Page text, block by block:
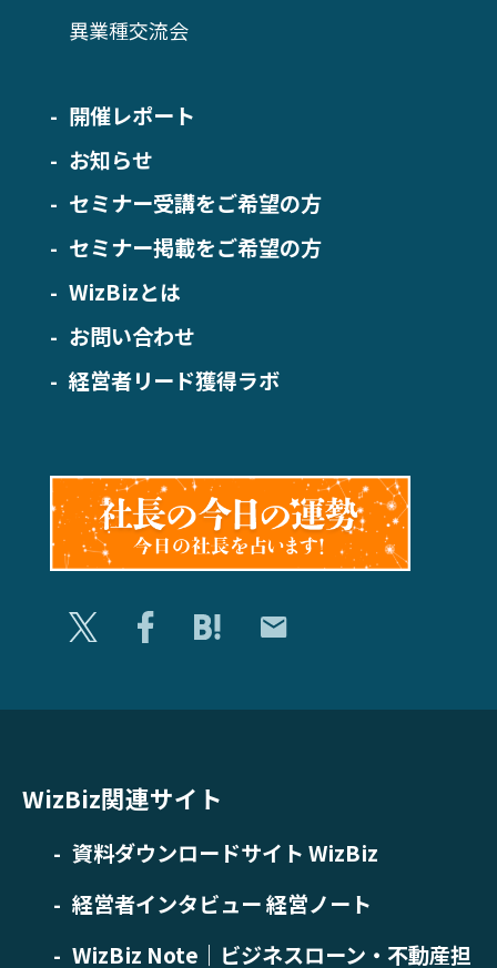
異業種交流会
開催レポート
お知らせ
セミナー受講をご希望の方
セミナー掲載をご希望の方
WizBizとは
お問い合わせ
経営者リード獲得ラボ
WizBiz関連サイト
資料ダウンロードサイト WizBiz
経営者インタビュー 経営ノート
WizBiz Note｜ビジネスローン・不動産担